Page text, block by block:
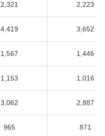
2,321 2,223
4,419 3,652
1,567 1,446
1,153 1,016
3,062 2,887
965 871